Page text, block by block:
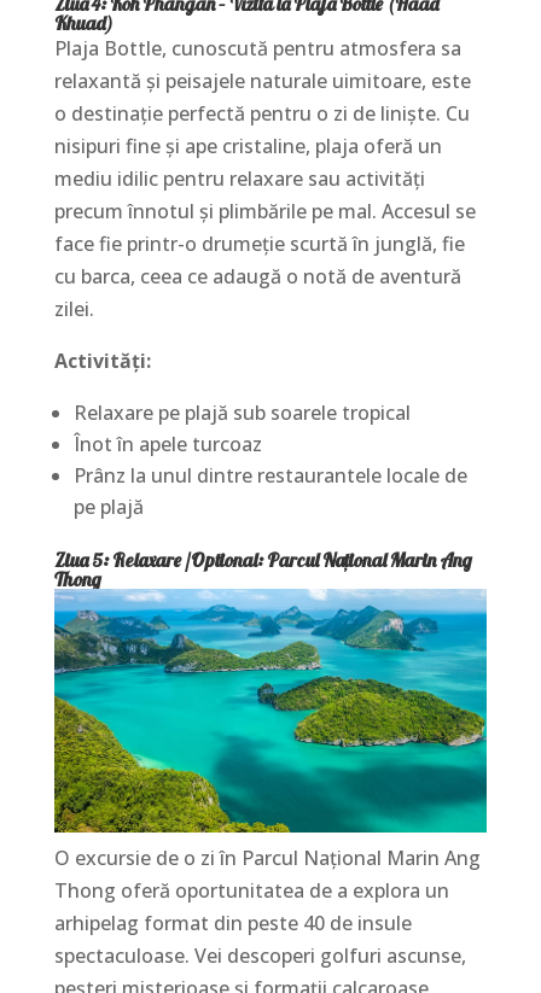
Khuad)
Plaja Bottle, cunoscută pentru atmosfera sa
relaxantă și peisajele naturale uimitoare, este
o destinație perfectă pentru o zi de liniște. Cu
nisipuri fine și ape cristaline, plaja oferă un
mediu idilic pentru relaxare sau activități
precum înnotul și plimbările pe mal. Accesul se
face fie printr-o drumeție scurtă în junglă, fie
cu barca, ceea ce adaugă o notă de aventură
zilei.
Activități:
Relaxare pe plajă sub soarele tropical
Înot în apele turcoaz
Prânz la unul dintre restaurantele locale de
pe plajă
Ziua 5: Relaxare /Optional: Parcul Național Marin Ang
Thong
O excursie de o zi în Parcul Național Marin Ang
Thong oferă oportunitatea de a explora un
arhipelag format din peste 40 de insule
spectaculoase. Vei descoperi golfuri ascunse,